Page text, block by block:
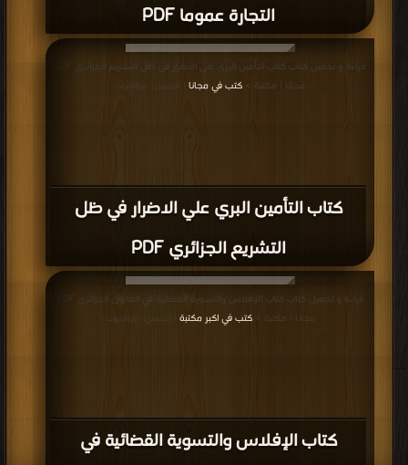
التجارة عموما PDF
كتاب التأمين البري علي الاضرار في ظل
التشريع الجزائري PDF
مجانا | مكتبة > كتب في مجانا | التحميل : مرة/مرات
كتاب الإفلاس والتسوية القضائية في
مجانا | مكتبة >كتب في اكبر مكتبة | التحميل : مرة/مرات